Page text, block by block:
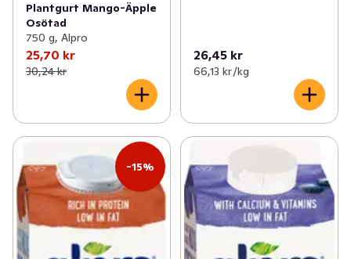
Plantgurt Mango-Äpple
Osötad
750 g, Alpro
25,70 kr
30,24 kr
26,45 kr
66,13 kr /kg
-15%